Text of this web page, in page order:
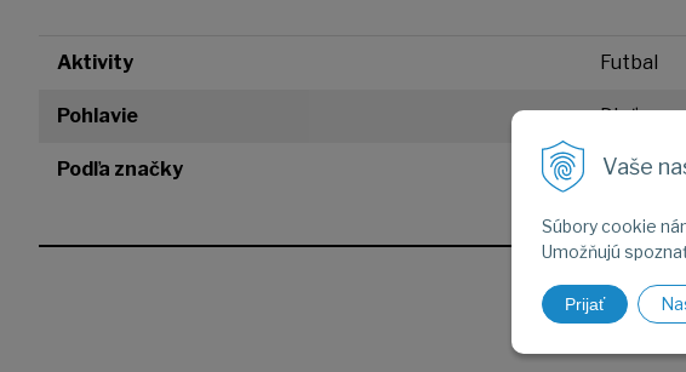
Vaše
Súbory cookie
Umožňujú
Prijať
Aktivity Futbal
Pohlavie Dieťa
Podľa značky PUMA